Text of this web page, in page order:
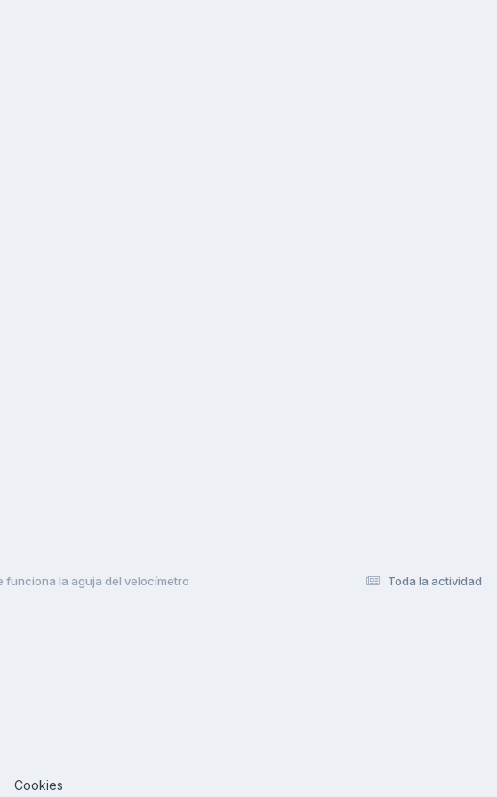
Toda la actividad
funciona la aguja del velocímetro
Cookies